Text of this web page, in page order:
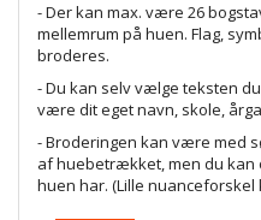
- Der kan max. være 26
mellemrum på huen. Flag,
broderes.
- Du kan selv vælge teksten
være dit eget navn, skole,
- Broderingen kan være med
af huebetrækket, men du kan
huen har. (Lille nuanceforskel